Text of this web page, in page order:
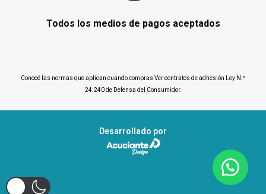
Todos los medios de pagos aceptados
Conocé las normas que aplican cuando compras Ver contratos de adhesión Ley N.º
24.240 de Defensa del Consumidor.
Desarrollado por